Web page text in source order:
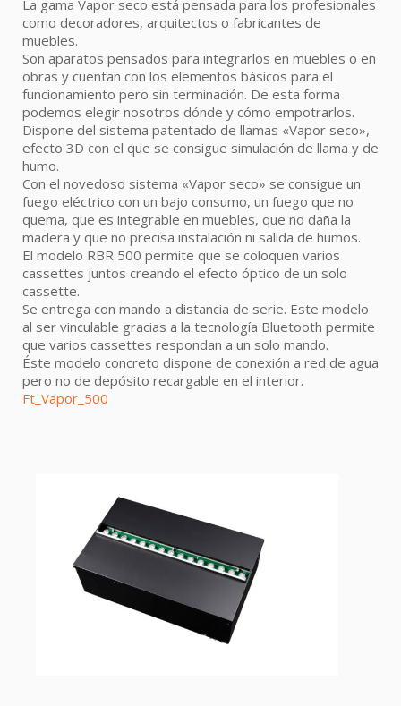
La gama Vapor seco está pensada para los profesionales
como decoradores, arquitectos o fabricantes de
muebles.
Son aparatos pensados para integrarlos en muebles o en
obras y cuentan con los elementos básicos para el
funcionamiento pero sin terminación. De esta forma
podemos elegir nosotros dónde y cómo empotrarlos.
Dispone del sistema patentado de llamas «Vapor seco»,
efecto 3D con el que se consigue simulación de llama y de
humo.
Con el novedoso sistema «Vapor seco» se consigue un
fuego eléctrico con un bajo consumo, un fuego que no
quema, que es integrable en muebles, que no daña la
madera y que no precisa instalación ni salida de humos.
El modelo RBR 500 permite que se coloquen varios
cassettes juntos creando el efecto óptico de un solo
cassette.
Se entrega con mando a distancia de serie. Este modelo
al ser vinculable gracias a la tecnología Bluetooth permite
que varios cassettes respondan a un solo mando.
Éste modelo concreto dispone de conexión a red de agua
pero no de depósito recargable en el interior.
Ft_Vapor_500